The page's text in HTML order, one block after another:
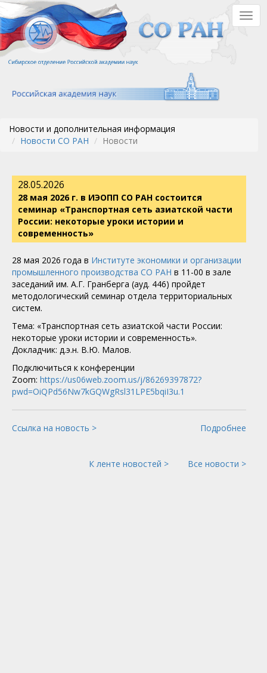
Перейти
к
основному
содержанию
Новости и дополнительная информация
Новости СО РАН
Новости
28.05.2026
28 мая 2026 г. в ИЭОПП СО РАН состоится
семинар «Транспортная сеть азиатской части
России: некоторые уроки истории и
современность»
28 мая 2026 года в Институте экономики и организации
промышленного производства СО РАН в 11-00 в зале
заседаний им. А.Г. Гранберга (ауд. 446) пройдет
методологический семинар отдела территориальных
систем.
Тема: «Транспортная сеть азиатской части России:
некоторые уроки истории и современность».
Докладчик: д.э.н. В.Ю. Малов.
Подключиться к конференции
Zoom: https://us06web.zoom.us/j/86269397872?
pwd=OiQPd56Nw7kGQWgRsl31LPE5bqiI3u.1
Ссылка на новость > Подробнее
К ленте новостей > Все новости >